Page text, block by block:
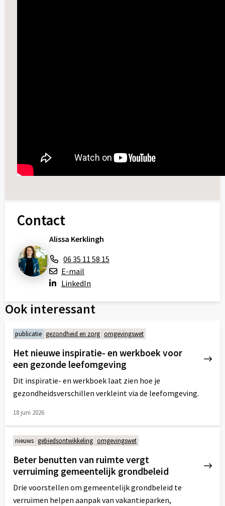
Contact
Alissa Kerklingh
06 35 11 58 15
E-mail
LinkedIn
Ook interessant
publicatie gezondheid en zorg omgevingswet
Het nieuwe inspiratie- en werkboek voor
een gezonde leefomgeving
Dit inspiratie- en werkboek laat zien hoe je
gezondheidsverschillen verkleint via de leefomgeving.
18 juni 2026
meer
over
nieuws gebiedsontwikkeling omgevingswet
Beter benutten van ruimte vergt
verruiming gemeentelijk grondbeleid
Drie voorstellen om gemeentelijk grondbeleid te
verruimen helpen aanpak van vakantieparken,